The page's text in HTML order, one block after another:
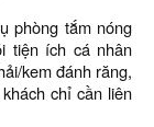
phòng tắm nóng
tiện ích cá nhân
kem đánh răng,
chỉ cần liên